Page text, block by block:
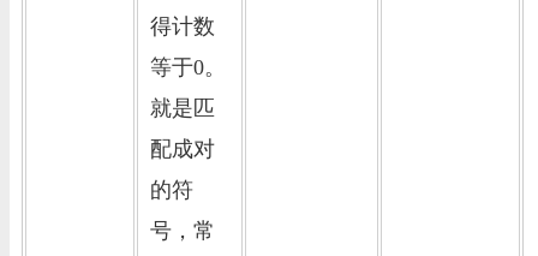
得计数
等于0。
就是匹
配成对
的符
号，常